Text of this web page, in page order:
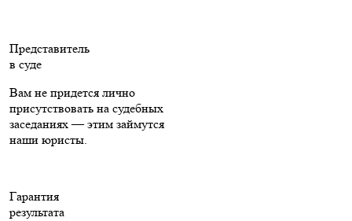
Представитель
в суде
Вам не придется лично
присутствовать на судебных
заседаниях — этим займутся
наши юристы.
Гарантия
результата